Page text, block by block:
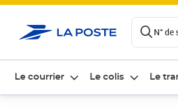
N°
Le courrier Le colis Le